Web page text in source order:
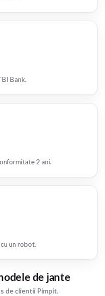
Bank.
2 ani.
un robot.
de jante
de clientii Pimpit.